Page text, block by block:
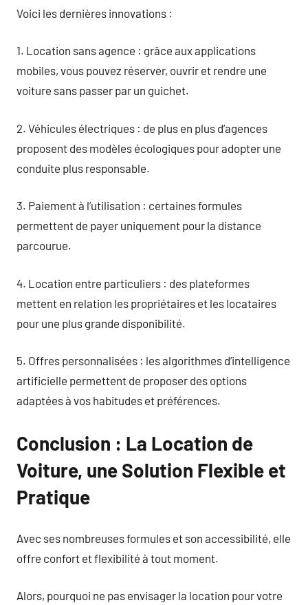
Voici les dernières innovations :
1. Location sans agence : grâce aux applications
mobiles, vous pouvez réserver, ouvrir et rendre une
voiture sans passer par un guichet.
2. Véhicules électriques : de plus en plus d’agences
proposent des modèles écologiques pour adopter une
conduite plus responsable.
3. Paiement à l’utilisation : certaines formules
permettent de payer uniquement pour la distance
parcourue.
4. Location entre particuliers : des plateformes
mettent en relation les propriétaires et les locataires
pour une plus grande disponibilité.
5. Offres personnalisées : les algorithmes d’intelligence
artificielle permettent de proposer des options
adaptées à vos habitudes et préférences.
Conclusion : La Location de
Voiture, une Solution Flexible et
Pratique
Avec ses nombreuses formules et son accessibilité, elle
offre confort et flexibilité à tout moment.
Alors, pourquoi ne pas envisager la location pour votre